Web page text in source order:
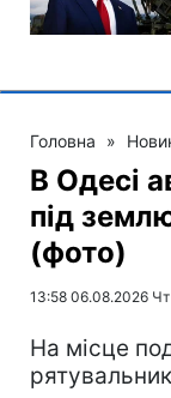
Головна »
В Одесі
під
(фото)
13:58 06.08.2026 Чт
На місце